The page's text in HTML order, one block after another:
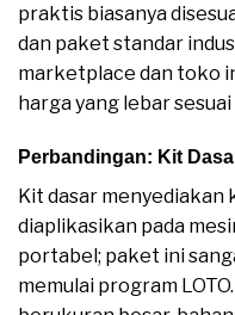
praktis biasanya
dan paket standar
marketplace dan toko
harga yang lebar
Perbandingan: Kit
Kit dasar
diaplikasikan pada
portabel; paket ini
memulai program